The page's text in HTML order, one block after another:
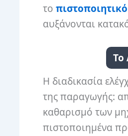
το
αυξάνονται
Το
Η διαδικασία
της παραγωγής:
καθαρισμό των
πιστοποιημένα